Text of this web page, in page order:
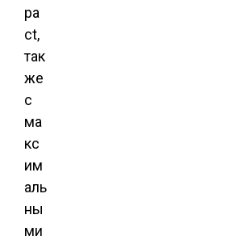
pa
ct,
так
же
с
ма
кс
им
аль
ны
ми